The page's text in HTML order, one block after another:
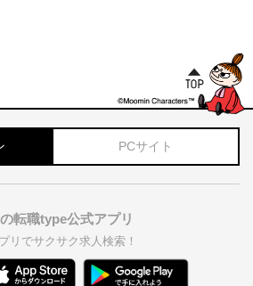
PCサイト
転職type公式アプリ
リでサクサク求人検索！